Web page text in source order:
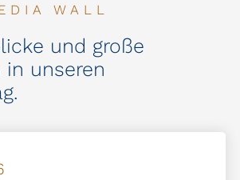
WALL
und große
unseren